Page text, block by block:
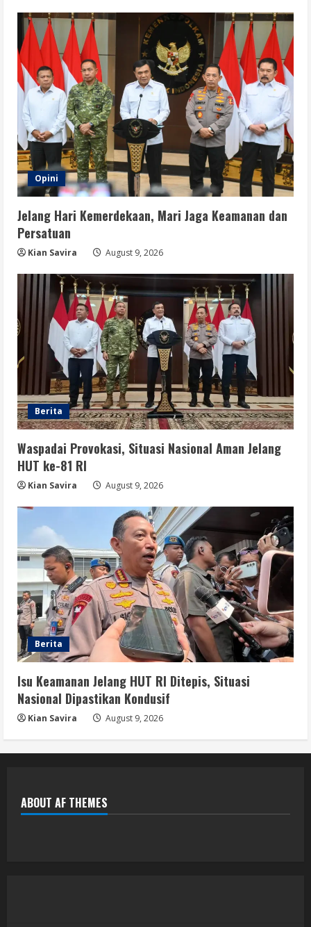
5
Belah
August 9, 2026
Opini
Jelang Hari Kemerdekaan, Mari Jaga Keamanan dan
Persatuan
Kian Savira August 9, 2026
Berita
Waspadai Provokasi, Situasi Nasional Aman Jelang
HUT ke-81 RI
Kian Savira August 9, 2026
Berita
Isu Keamanan Jelang HUT RI Ditepis, Situasi
Nasional Dipastikan Kondusif
Kian Savira August 9, 2026
ABOUT AF THEMES